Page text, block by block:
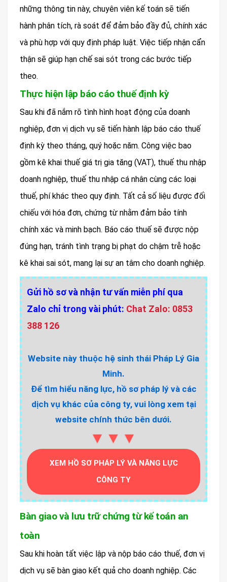
những thông tin này, chuyên viên kế toán sẽ tiến
hành phân tích, rà soát để đảm bảo đầy đủ, chính xác
và phù hợp với quy định pháp luật. Việc tiếp nhận cẩn
thận sẽ giúp hạn chế sai sót trong các bước tiếp
theo.
Thực hiện lập báo cáo thuế định kỳ
Sau khi đã nắm rõ tình hình hoạt động của doanh
nghiệp, đơn vị dịch vụ sẽ tiến hành lập báo cáo thuế
định kỳ theo tháng, quý hoặc năm. Công việc bao
gồm kê khai thuế giá trị gia tăng (VAT), thuế thu nhập
doanh nghiệp, thuế thu nhập cá nhân cùng các loại
thuế, phí khác theo quy định. Tất cả số liệu được đối
chiếu với hóa đơn, chứng từ nhằm đảm bảo tính
chính xác và minh bạch. Báo cáo thuế sẽ được nộp
đúng hạn, tránh tình trạng bị phạt do chậm trễ hoặc
kê khai sai sót, mang lại sự an tâm cho doanh nghiệp.
Gửi hồ sơ và nhận tư vấn miễn phí qua
Zalo chỉ trong vài phút: Chat Zalo: 0853
388 126
Website này thuộc hệ sinh thái Pháp Lý Gia
Minh.
Để tìm hiểu năng lực, hồ sơ pháp lý và các
dịch vụ khác của công ty, vui lòng xem tại
website chính thức bên dưới.
▼▼▼
XEM HỒ SƠ PHÁP LÝ VÀ NĂNG LỰC
CÔNG TY
Bàn giao và lưu trữ chứng từ kế toán an
toàn
Sau khi hoàn tất việc lập và nộp báo cáo thuế, đơn vị
dịch vụ sẽ bàn giao kết quả cho doanh nghiệp. Các